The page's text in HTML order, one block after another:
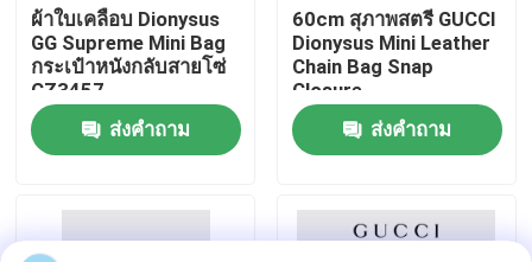
เกี่ยวกับเรา
ทัวร์โรงงาน
ติดต่อเรา
ผ้าใบเคลือบ Dionysus
GG Supreme Mini Bag
กระเป๋าหนังกลับสายโซ่
CZ3457
ส่งคำถาม
60cm สุภาพสตรี GUCCI
Dionysus Mini Leather
Chain Bag Snap
Closure
ส่งคำถาม